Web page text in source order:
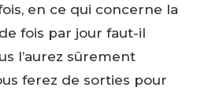
en ce qui concerne la
fois par jour faut-il
l’aurez sûrement
ferez de sorties pour